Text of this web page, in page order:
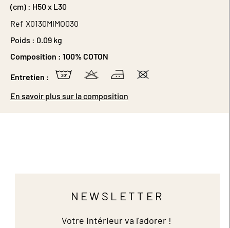
(cm) : H50 x L30
Ref X0130MIMO030
Poids : 0.09 kg
Composition : 100% COTON
Entretien :
En savoir plus sur la composition
NEWSLETTER
Votre intérieur va l'adorer !